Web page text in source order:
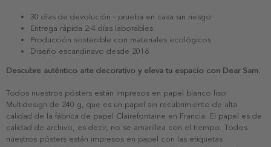
30 días de devolución - prueba en casa sin riesgo
Entrega rápida 2-4 días laborables
Producción sostenible con materiales ecológicos
Diseño escandinavo desde 2016
Descubre auténtico arte decorativo y eleva tu espacio con Dear Sam.
Todos nuestros pósters están impresos en papel blanco liso
Multidesign de 240 g, que es un papel sin recubrimiento de alta
calidad de la fábrica de papel Clairefontaine en Francia. El papel es de
calidad de archivo, es decir, no se amarillea con el tiempo. Todos
nuestros pósters están impresos en papel con las etiquetas